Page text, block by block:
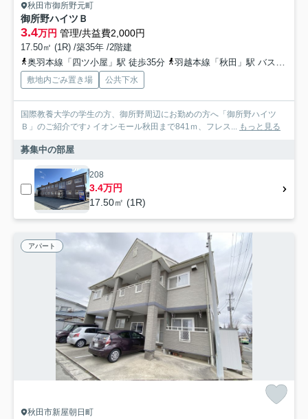
秋田市御所野元町
御所野ハイツＢ
3.4万円 管理/共益費2,000円
17.50㎡ (1R) /築35年 /2階建
奥羽本線「四ツ小屋」駅 徒歩35分
羽越本線「秋田」駅 バス31分 広面御所野線「御所野小学校入口」 停歩10分
敷地内ごみ置き場 公共下水
国際教養大学の学生の方、御所野周辺にお勤めの方へ「御所野ハイツ
Ｂ」のご紹介です♪ イオンモール秋田まで841ｍ、フレス... もっと見る
募集中の部屋
208
3.4万円
17.50㎡ (1R)
アパート
秋田市新屋朝日町